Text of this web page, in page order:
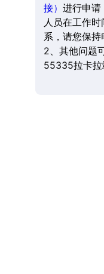
接） 进行申请
人员在工作
系，请您保持
2、其他问题
55335拉卡拉